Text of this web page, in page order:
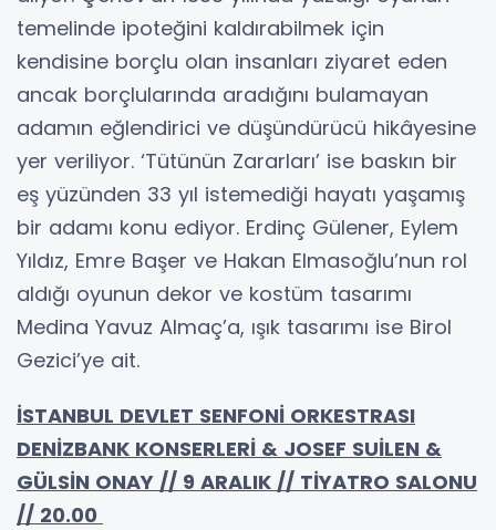
temelinde ipoteğini kaldırabilmek için
kendisine borçlu olan insanları ziyaret eden
ancak borçlularında aradığını bulamayan
adamın eğlendirici ve düşündürücü hikâyesine
yer veriliyor. ‘Tütünün Zararları’ ise baskın bir
eş yüzünden 33 yıl istemediği hayatı yaşamış
bir adamı konu ediyor. Erdinç Gülener, Eylem
Yıldız, Emre Başer ve Hakan Elmasoğlu’nun rol
aldığı oyunun dekor ve kostüm tasarımı
Medina Yavuz Almaç’a, ışık tasarımı ise Birol
Gezici’ye ait.
İSTANBUL DEVLET SENFONİ ORKESTRASI
DENİZBANK KONSERLERİ & JOSEF SUİLEN &
GÜLSİN ONAY // 9 ARALIK // TİYATRO SALONU
// 20.00